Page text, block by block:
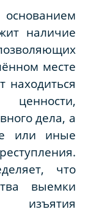
основанием
наличие
месте
находиться
дела, а
или иные
что
выемки
изъятия